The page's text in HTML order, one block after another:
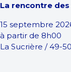
La rencontre
15 septembre
à partir de 8h00
La Sucrière / 49-